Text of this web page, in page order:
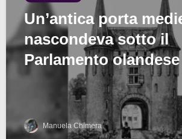
Un’antica porta
nascondeva sotto il
Parlamento olandese
Manuela Chimera